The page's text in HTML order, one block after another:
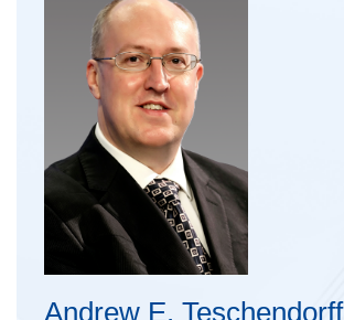
Andrew E. Teschendorff